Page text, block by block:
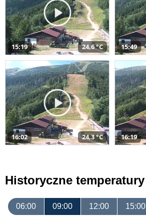
15:19 24,6 °C 15:49
16:02 24,3 °C 16:19
Historyczne temperatury
06:00 09:00 12:00 15:00